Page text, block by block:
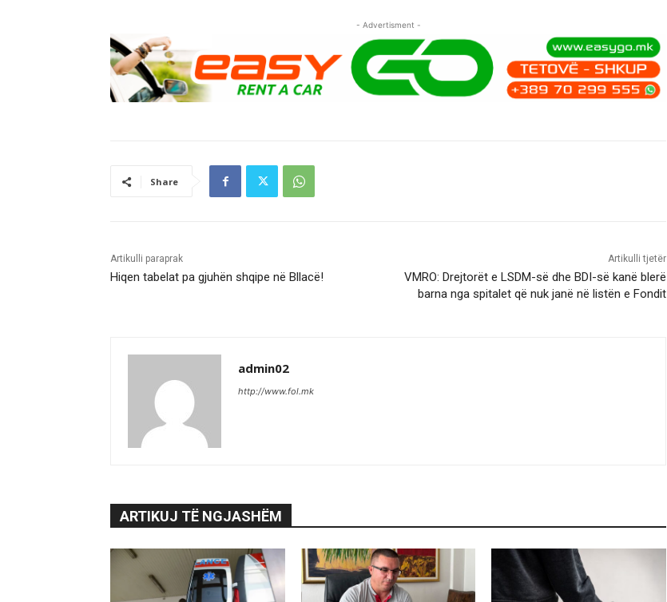
- Advertisment -
Share
Artikulli paraprak
Hiqen tabelat pa gjuhën shqipe në Bllacë!
Artikulli tjetër
VMRO: Drejtorët e LSDM-së dhe BDI-së kanë blerë
barna nga spitalet që nuk janë në listën e Fondit
admin02
http://www.fol.mk
ARTIKUJ TË NGJASHËM